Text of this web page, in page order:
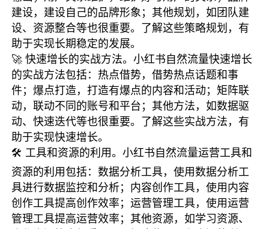
建设，建设自己的品牌形象；其他规划，如团队建
设、资源整合等也很重要。了解这些策略规划，有
助于实现长期稳定的发展。
🚀 快速增长的实战方法。小红书自然流量快速增长
的实战方法包括：热点借势，借势热点话题和事
件；爆点打造，打造有爆点的内容和活动；矩阵联
动，联动不同的账号和平台；其他方法，如数据驱
动、快速迭代等也很重要。了解这些实战方法，有
助于实现快速增长。
🛠️ 工具和资源的利用。小红书自然流量运营工具和
资源的利用包括：数据分析工具，使用数据分析工
具进行数据监控和分析；内容创作工具，使用内容
创作工具提高创作效率；运营管理工具，使用运营
管理工具提高运营效率；其他资源，如学习资源、